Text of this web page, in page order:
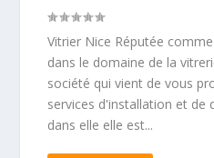
Vitrier Nice Réputée
dans le domaine de la
société qui vient de vous
services d'installation et de
dans elle elle est...